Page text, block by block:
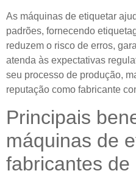
As máquinas de etiquetar
padrões, fornecendo
reduzem o risco de erros,
atenda às expectativas
seu processo de produção,
reputação como fabricante
Principais
máquinas de
fabricantes de